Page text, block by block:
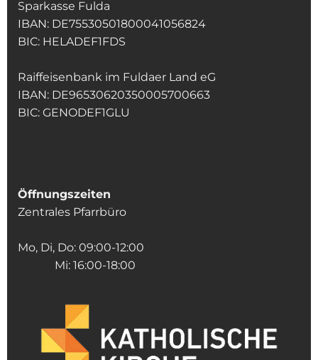
Sparkasse Fulda
IBAN: DE75530501800041056824
BIC: HELADEF1FDS
Raiffeisenbank im Fuldaer Land eG
IBAN: DE96530620350005700663
BIC: GENODEF1GLU
Öffnungszeiten
Zentrales Pfarrbüro
Mo, Di, Do: 09:00-12:00
Mi: 16:00-18:00